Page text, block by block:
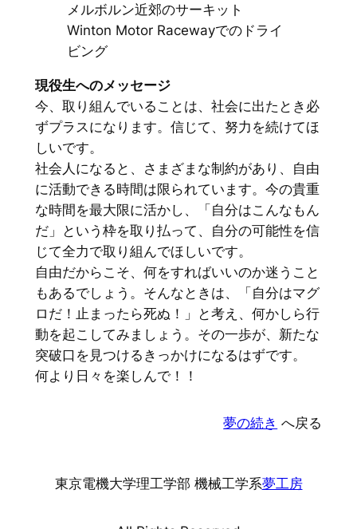
メルボルン近郊のサーキット
Winton Motor Racewayでのドライ
ビング
現役生へのメッセージ
今、取り組んでいることは、社会に出たとき必
ずプラスになります。信じて、努力を続けてほ
しいです。
社会人になると、さまざまな制約があり、自由
に活動できる時間は限られています。今の貴重
な時間を最大限に活かし、「自分はこんなもん
だ」という枠を取り払って、自分の可能性を信
じて全力で取り組んでほしいです。
自由だからこそ、何をすればいいのか迷うこと
もあるでしょう。そんなときは、「自分はマグ
ロだ！止まったら死ぬ！」と考え、何かしら行
動を起こしてみましょう。その一歩が、新たな
突破口を見つけるきっかけになるはずです。
何より日々を楽しんで！！
夢の続き へ戻る
東京電機大学理工学部 機械工学系夢工房